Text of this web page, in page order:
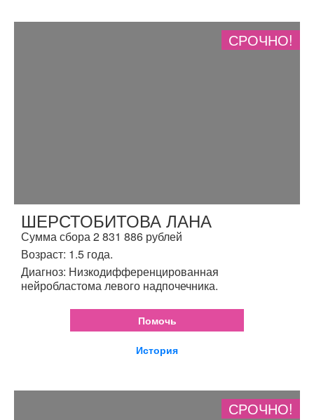
СРОЧНО!
ШЕРСТОБИТОВА ЛАНА
Сумма сбора 2 831 886 рублей
Возраст: 1.5 года.
Диагноз: Низкодифференцированная
нейробластома левого надпочечника.
Помочь
История
СРОЧНО!